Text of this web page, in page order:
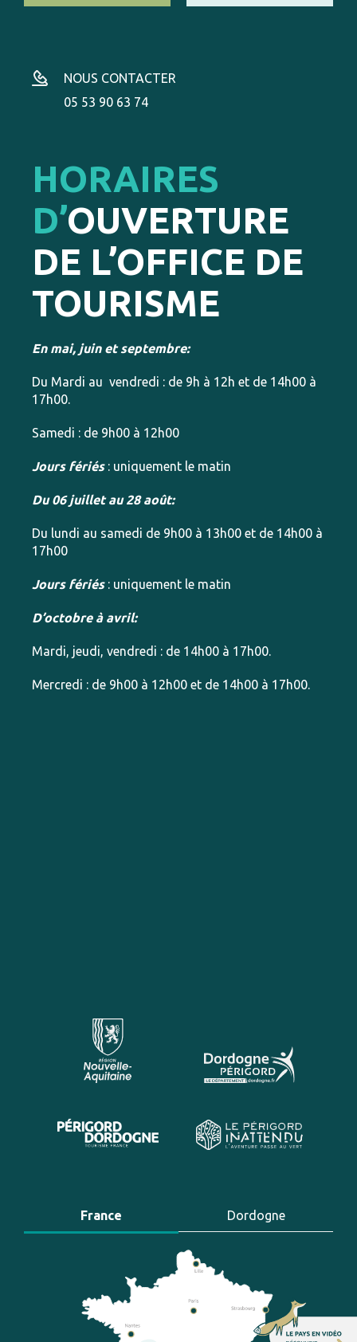
NOUS CONTACTER
05 53 90 63 74
HORAIRES
D’OUVERTURE
DE L’OFFICE DE
TOURISME
En mai, juin et septembre:
Du Mardi au vendredi : de 9h à 12h et de 14h00 à
17h00.
Samedi : de 9h00 à 12h00
Jours fériés: uniquement le matin
Du 06 juillet au 28 août:
Du lundi au samedi de 9h00 à 13h00 et de 14h00 à
17h00
Jours fériés: uniquement le matin
D’octobre à avril:
Mardi, jeudi, vendredi : de 14h00 à 17h00.
Mercredi : de 9h00 à 12h00 et de 14h00 à 17h00.
France Dordogne